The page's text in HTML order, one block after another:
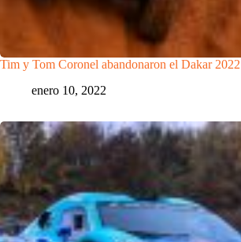
Tim y Tom Coronel abandonaron el Dakar 2022
enero 10, 2022